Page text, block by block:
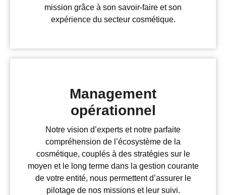
mission grâce à son savoir-faire et son
expérience du secteur cosmétique.
Management
opérationnel
Notre vision d’experts et notre parfaite
compréhension de l’écosystème de la
cosmétique, couplés à des stratégies sur le
moyen et le long terme dans la gestion courante
de votre entité, nous permettent d’assurer le
pilotage de nos missions et leur suivi.